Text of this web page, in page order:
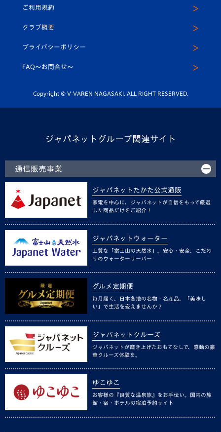
平和祈念活動
ホームタウン活動
スクール
ヴィヴィくんインスタグラム
公式LINE＠
ご利用規約
クラブ概要
プライバシーポリシー
FAQ〜お問合せ〜
Copyright © V-VAREN NAGASAKI. ALL RIGHT RESERVED.
ジャパネットグループ関連サイト
通信販売事業
ジャパネットたかた公式通販
家電を中心に、ジャパネットが自信をもって厳選
した商品だけをご紹介！
ジャパネットウォーター
上質な「富士山の天然水」。安心・安全、こだわ
りのウォーターサーバー
グルメ定期便
毎月届く、日本各地の名物・名産品。「美味し
い」で生活を変えませんか？
ジャパネットクルーズ
ジャパネットが磨き上げたおもてなしで、感動の豪
華クルーズ体験を。
ゆこゆこ
お客様の『良質な温泉旅』をお手伝い。国内の旅
館・宿・ホテルの宿泊予約サイト